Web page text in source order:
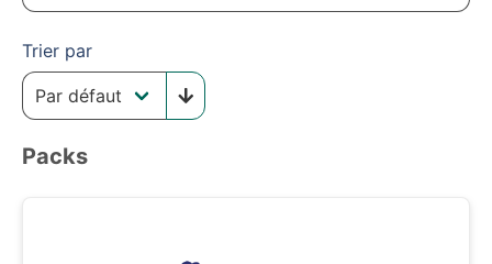
Trier par
Packs